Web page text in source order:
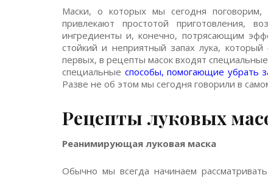
Маски, о которых мы сегодня
привлекают простотой приготовления,
ингредиенты и, конечно, потрясающим
стойкий и неприятный запах лука,
первых, в рецепты масок входят
специальные способы, помогающие убрать
Разве не об этом мы сегодня говорили в
Рецепты луковых
Реанимирующая луковая маска
Обычно мы всегда начинаем